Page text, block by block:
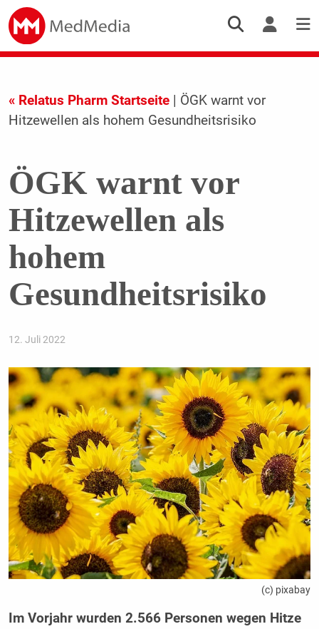
« Relatus Pharm Startseite| ÖGK warnt vor
Hitzewellen als hohem Gesundheitsrisiko
ÖGK warnt vor
Hitzewellen als
hohem
Gesundheitsrisiko
12. Juli 2022
(c) pixabay
Im Vorjahr wurden 2.566 Personen wegen Hitze